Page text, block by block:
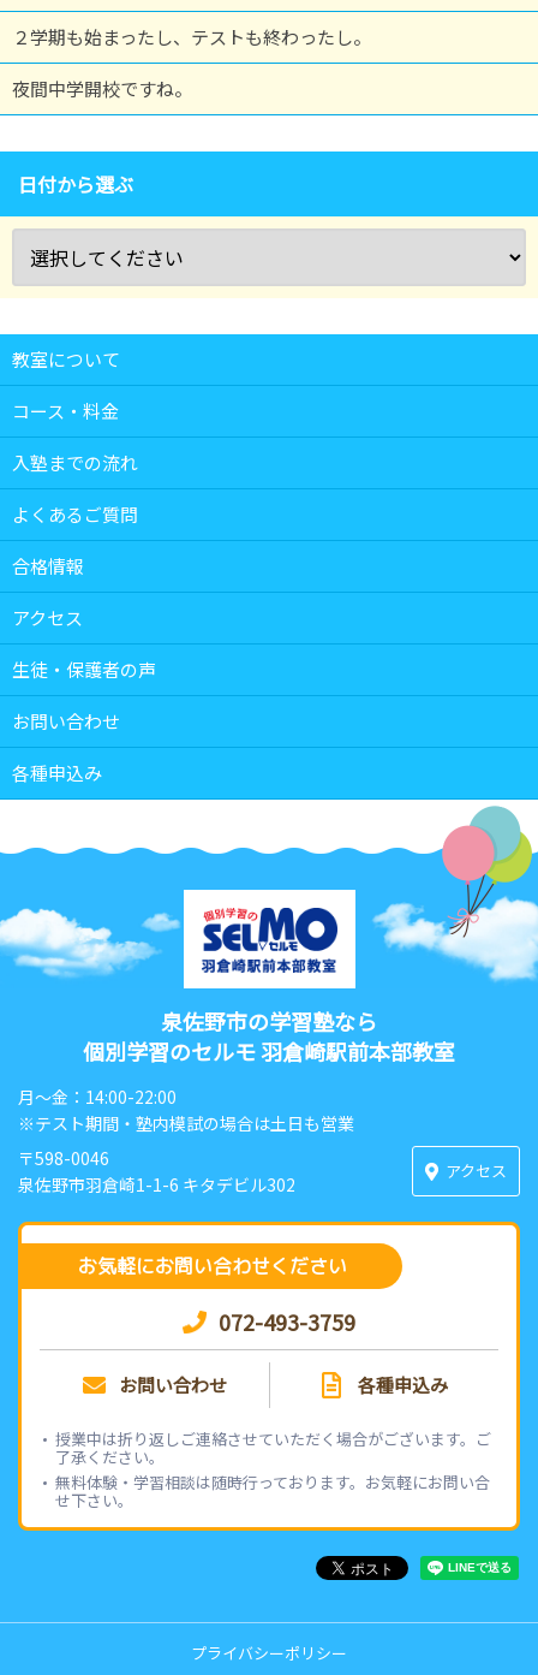
２学期も始まったし、テストも終わったし。
夜間中学開校ですね。
日付から選ぶ
教室について
コース・料金
入塾までの流れ
よくあるご質問
合格情報
アクセス
生徒・保護者の声
お問い合わせ
各種申込み
泉佐野市の学習塾なら
個別学習のセルモ 羽倉崎駅前本部教室
月〜金：14:00-22:00
※テスト期間・塾内模試の場合は土日も営業
〒598-0046
泉佐野市羽倉崎1-1-6 キタデビル302
アクセス
お気軽にお問い合わせください
072-493-3759
お問い合わせ 各種申込み
授業中は折り返しご連絡させていただく場合がございます。ご
了承ください。
無料体験・学習相談は随時行っております。お気軽にお問い合
せ下さい。
プライバシーポリシー